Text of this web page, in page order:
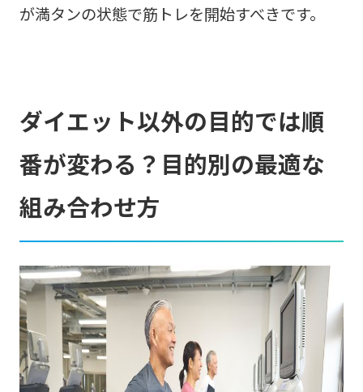
が満タンの状態で筋トレを開始すべきです。
ダイエット以外の目的では順
番が変わる？目的別の最適な
組み合わせ方